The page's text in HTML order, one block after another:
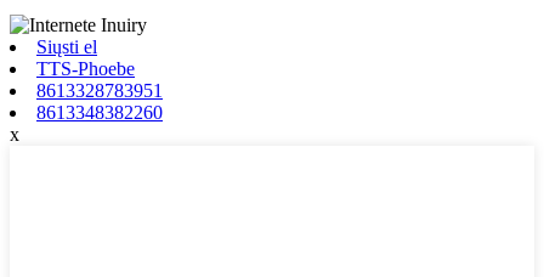
Siųsti el
TTS-Phoebe
8613328783951
8613348382260
x